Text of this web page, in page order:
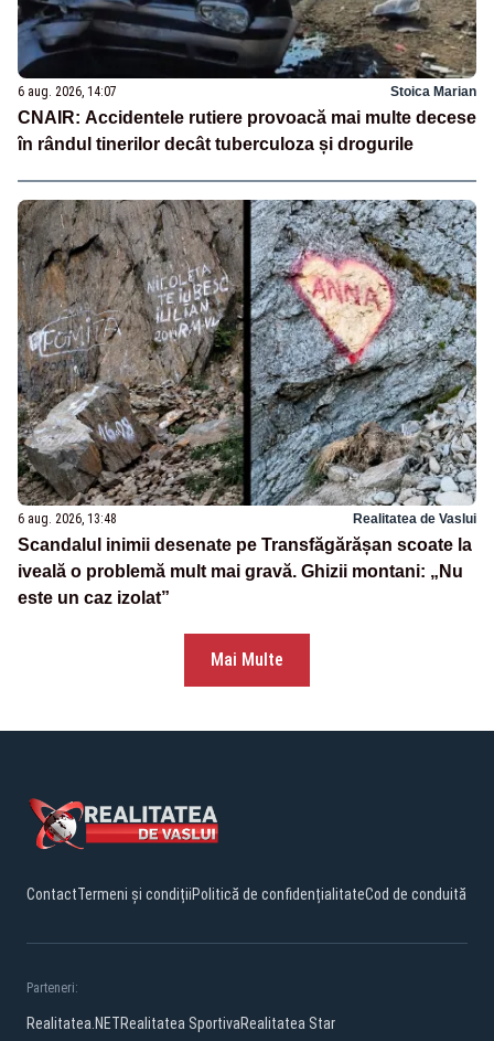
6 aug. 2026, 14:07 Stoica Marian
CNAIR: Accidentele rutiere provoacă mai multe decese
în rândul tinerilor decât tuberculoza și drogurile
6 aug. 2026, 13:48 Realitatea de Vaslui
Scandalul inimii desenate pe Transfăgărășan scoate la
iveală o problemă mult mai gravă. Ghizii montani: „Nu
este un caz izolat”
Mai Multe
ContactTermeni și condițiiPolitică de confidențialitateCod de conduită
Parteneri:
Realitatea.NETRealitatea SportivaRealitatea Star